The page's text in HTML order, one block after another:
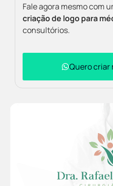
Fale agora mesmo com
criação de logo para
consultórios.
Quero criar